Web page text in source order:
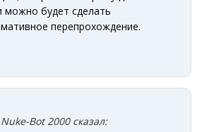
можно будет сделать
перепрохождение.
Nuke-Bot 2000 сказал: